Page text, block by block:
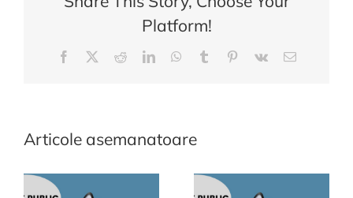
Platform!
Facebook RedditLinkedInWhatsApp
Tumblr Pinterest
Vk
E-
Articole asemanatoare